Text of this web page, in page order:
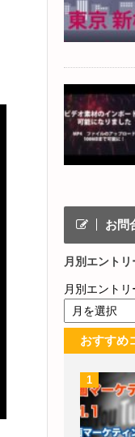
お問
月別エントリ
月別エントリ
おすすめ
1